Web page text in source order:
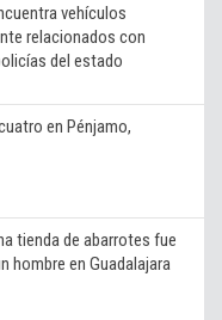
vehículos
relacionados con
del estado
en Pénjamo,
tienda de abarrotes fue
hombre en Guadalajara